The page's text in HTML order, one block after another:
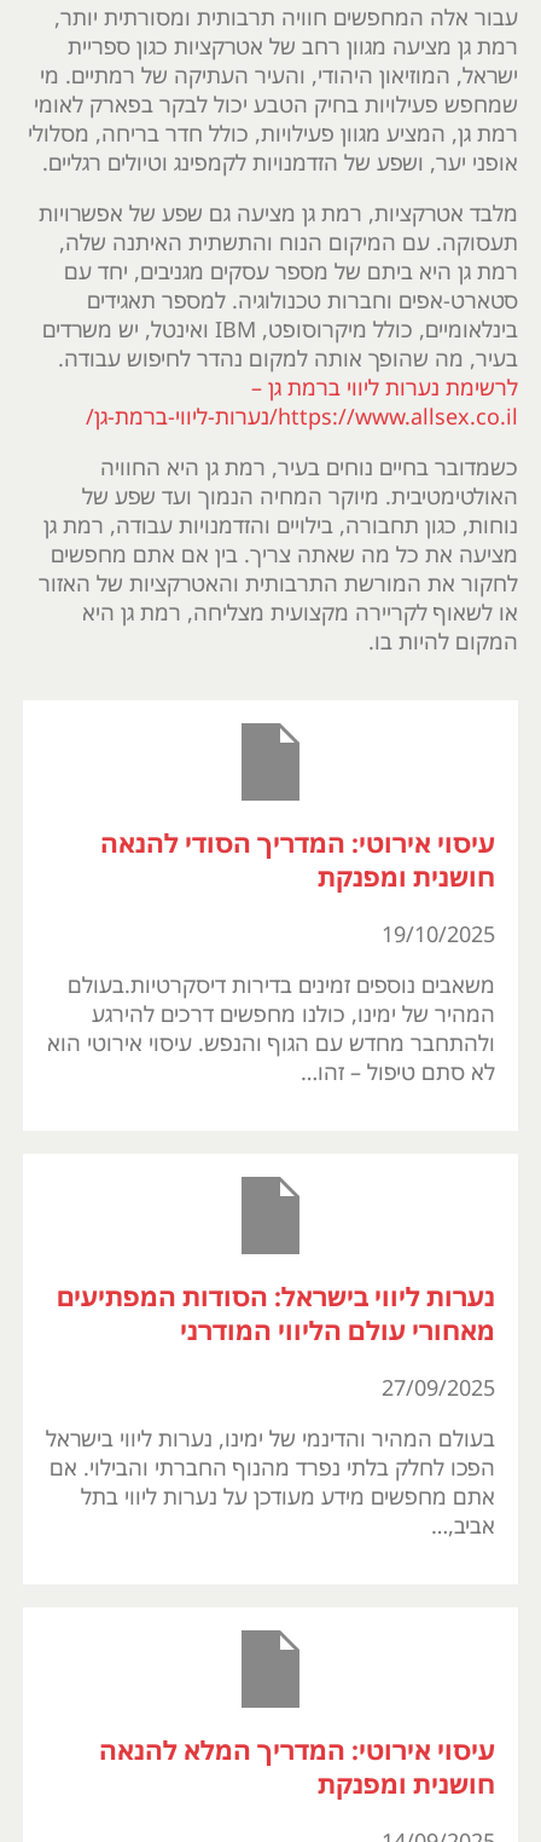
עבור אלה המחפשים חוויה תרבותית ומסורתית יותר,
רמת גן מציעה מגוון רחב של אטרקציות כגון ספריית
ישראל, המוזיאון היהודי, והעיר העתיקה של רמתיים. מי
שמחפש פעילויות בחיק הטבע יכול לבקר בפארק לאומי
רמת גן, המציע מגוון פעילויות, כולל חדר בריחה, מסלולי
אופני יער, ושפע של הזדמנויות לקמפינג וטיולים רגליים.
מלבד אטרקציות, רמת גן מציעה גם שפע של אפשרויות
תעסוקה. עם המיקום הנוח והתשתית האיתנה שלה,
רמת גן היא ביתם של מספר עסקים מגניבים, יחד עם
סטארט-אפים וחברות טכנולוגיה. למספר תאגידים
בינלאומיים, כולל מיקרוסופט, IBM ואינטל, יש משרדים
בעיר, מה שהופך אותה למקום נהדר לחיפוש עבודה.
לרשימת נערות ליווי ברמת גן –
https://www.allsex.co.il/נערות-ליווי-ברמת-גן/
כשמדובר בחיים נוחים בעיר, רמת גן היא החוויה
האולטימטיבית. מיוקר המחיה הנמוך ועד שפע של
נוחות, כגון תחבורה, בילויים והזדמנויות עבודה, רמת גן
מציעה את כל מה שאתה צריך. בין אם אתם מחפשים
לחקור את המורשת התרבותית והאטרקציות של האזור
או לשאוף לקריירה מקצועית מצליחה, רמת גן היא
המקום להיות בו.
עיסוי אירוטי: המדריך הסודי להנאה
חושנית ומפנקת
19/10/2025
משאבים נוספים זמינים בדירות דיסקרטיות.בעולם
המהיר של ימינו, כולנו מחפשים דרכים להירגע
ולהתחבר מחדש עם הגוף והנפש. עיסוי אירוטי הוא
לא סתם טיפול – זהו…
נערות ליווי בישראל: הסודות המפתיעים
מאחורי עולם הליווי המודרני
27/09/2025
בעולם המהיר והדינמי של ימינו, נערות ליווי בישראל
הפכו לחלק בלתי נפרד מהנוף החברתי והבילוי. אם
אתם מחפשים מידע מעודכן על נערות ליווי בתל
אביב,…
עיסוי אירוטי: המדריך המלא להנאה
חושנית ומפנקת